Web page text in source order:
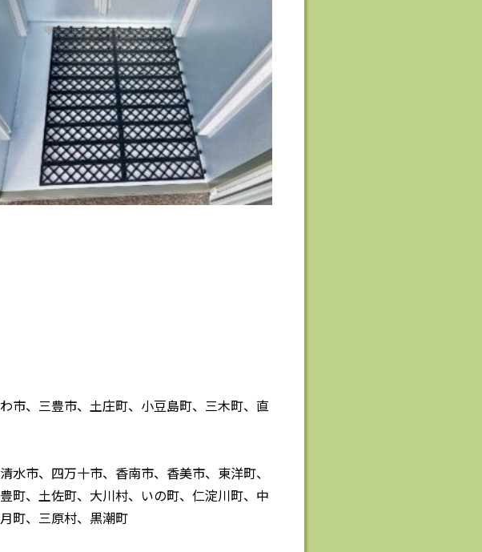
市、三豊市、土庄町、小豆島町、三木町、直
市、四万十市、香南市、香美市、東洋町、
町、土佐町、大川村、いの町、仁淀川町、中
町、三原村、黒潮町